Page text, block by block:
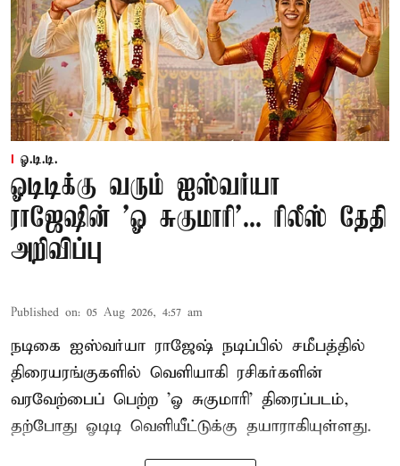
ஓ.டி.டி.
ஓடிடிக்கு வரும் ஐஸ்வர்யா
ராஜேஷின் 'ஓ சுகுமாரி'... ரிலீஸ் தேதி
அறிவிப்பு
Published on: 05 Aug 2026, 4:57 am
நடிகை ஐஸ்வர்யா ராஜேஷ் நடிப்பில் சமீபத்தில்
திரையரங்குகளில் வெளியாகி ரசிகர்களின்
வரவேற்பைப் பெற்ற 'ஓ சுகுமாரி' திரைப்படம்,
தற்போது ஓடிடி வெளியீட்டுக்கு தயாராகியுள்ளது.